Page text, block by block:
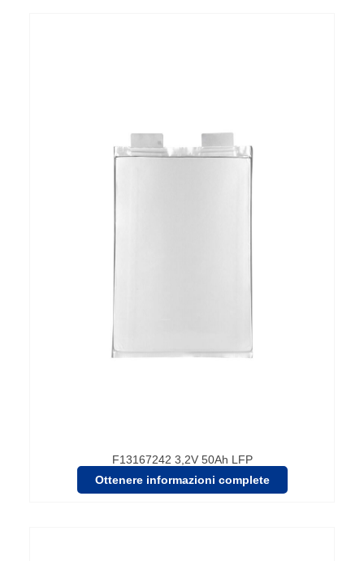
F13167242 3,2V 50Ah LFP
Ottenere informazioni complete